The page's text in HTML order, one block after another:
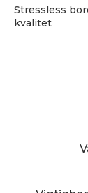
Stressless
kvalitet